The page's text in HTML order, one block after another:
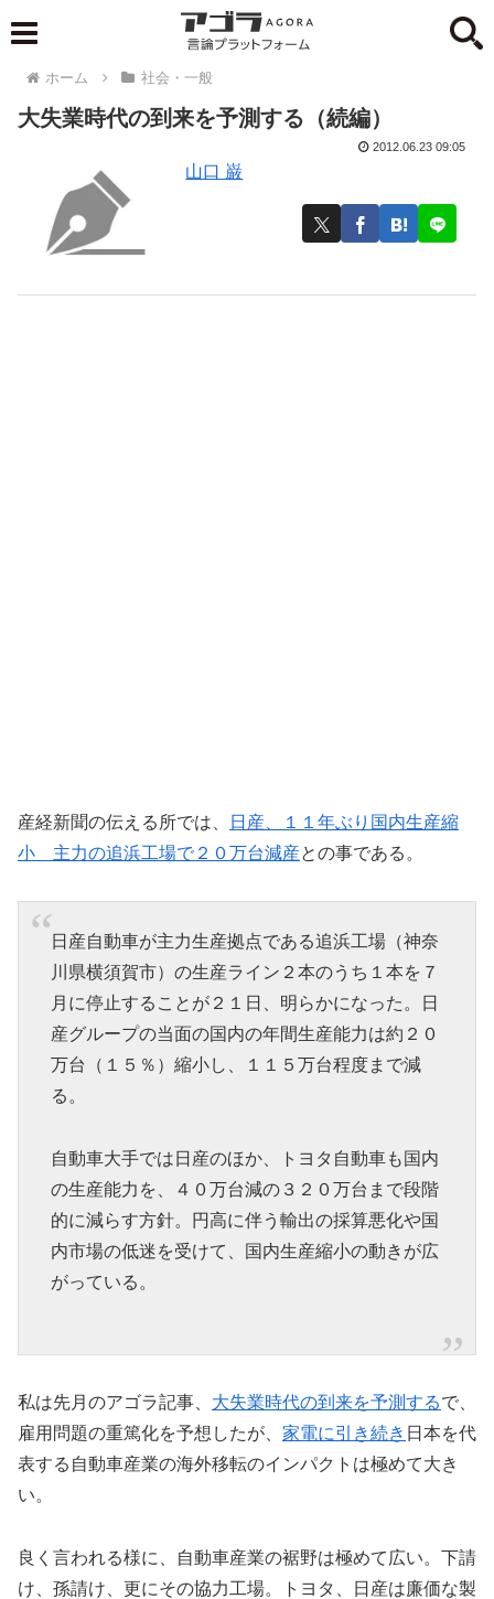
ホーム 社会・一般
大失業時代の到来を予測する（続編）
山口 巌
2012.06.23 09:05
産経新聞の伝える所では、
日産、１１年ぶり国内生産縮
小 主力の追浜工場で２０万台減産との事である。
日産自動車が主力生産拠点である追浜工場（神奈
川県横須賀市）の生産ライン２本のうち１本を７
月に停止することが２１日、明らかになった。日
産グループの当面の国内の年間生産能力は約２０
万台（１５％）縮小し、１１５万台程度まで減
る。
自動車大手では日産のほか、トヨタ自動車も国内
の生産能力を、４０万台減の３２０万台まで段階
的に減らす方針。円高に伴う輸出の採算悪化や国
内市場の低迷を受けて、国内生産縮小の動きが広
がっている。
私は先月のアゴラ記事、 大失業時代の到来を予測するで、
雇用問題の重篤化を予想したが、 家電に引き続き 日本を代
表する自動車産業の海外移転のインパクトは極めて大き
い。
良く言われる様に、自動車産業の裾野は極めて広い。下請
け、孫請け、更にその協力工場。トヨタ、日産は廉価な製